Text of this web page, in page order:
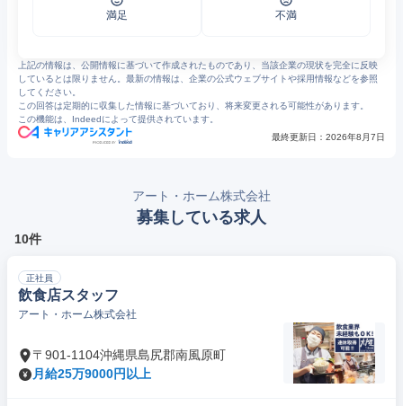
満足 不満
上記の情報は、公開情報に基づいて作成されたものであり、当該企業の現状を完全に反映
しているとは限りません。最新の情報は、企業の公式ウェブサイトや採用情報などを参照
してください。
この回答は定期的に収集した情報に基づいており、将来変更される可能性があります。
この機能は、Indeedによって提供されています。
最終更新日： 2026年8月7日
アート・ホーム株式会社
募集している求人
10件
正社員
飲食店スタッフ
アート・ホーム株式会社
〒901-1104沖縄県島尻郡南風原町
月給25万9000円以上